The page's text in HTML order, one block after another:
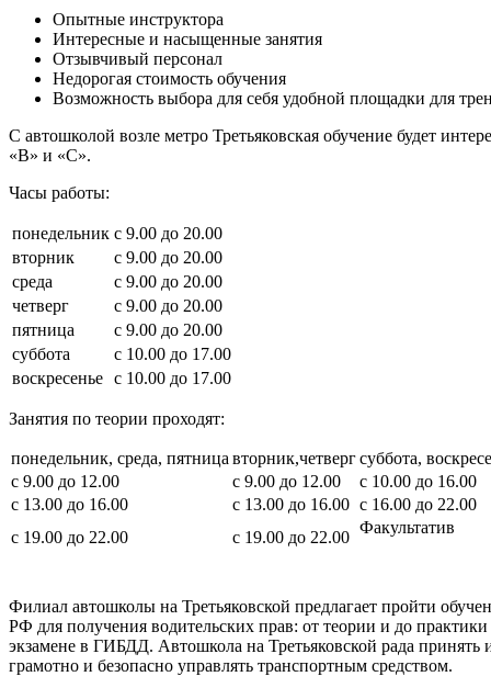
Опытные инструктора
Интересные и насыщенные занятия
Отзывчивый персонал
Недорогая стоимость обучения
Возможность выбора для себя удобной площадки для
С автошколой возле метро Третьяковская обучение будет
«В» и «С».
Часы работы:
понедельник с 9.00 до 20.00
вторник
с 9.00 до 20.00
среда
с 9.00 до 20.00
четверг
с 9.00 до 20.00
пятница
с 9.00 до 20.00
суббота
с 10.00 до 17.00
воскресенье с 10.00 до 17.00
Занятия по теории проходят:
понедельник, среда, пятница вторник,четвергсуббота,
с 9.00 до 12.00
с 9.00 до 12.00
с 10.00 до 16.00
с 13.00 до 16.00
с 13.00 до 16.00 с 16.00 до 22.00
с 19.00 до 22.00
с 19.00 до 22.00
Факультатив
Филиал автошколы на Третьяковской предлагает пройти
РФ для получения водительских прав: от теории и до
экзамене в ГИБДД. Автошкола на Третьяковской рада принять
грамотно и безопасно управлять транспортным средством.